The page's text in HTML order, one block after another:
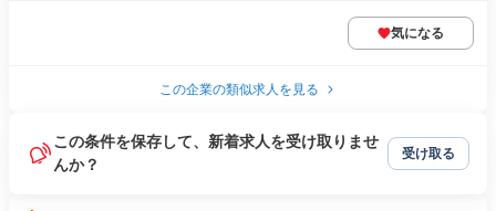
気になる
この企業の類似求人を見る
この条件を保存して、新着求人を受け取りませ
んか？
受け取る